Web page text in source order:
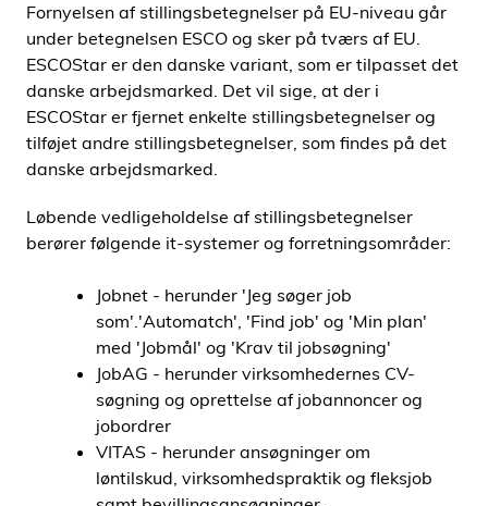
Fornyelsen af stillingsbetegnelser på EU-niveau går
under betegnelsen ESCO og sker på tværs af EU.
ESCOStar er den danske variant, som er tilpasset det
danske arbejdsmarked. Det vil sige, at der i
ESCOStar er fjernet enkelte stillingsbetegnelser og
tilføjet andre stillingsbetegnelser, som findes på det
danske arbejdsmarked.
Løbende vedligeholdelse af stillingsbetegnelser
berører følgende it-systemer og forretningsområder:
Jobnet - herunder 'Jeg søger job
som'.'Automatch', 'Find job' og 'Min plan'
med 'Jobmål' og 'Krav til jobsøgning'
JobAG - herunder virksomhedernes CV-
søgning og oprettelse af jobannoncer og
jobordrer
VITAS - herunder ansøgninger om
løntilskud, virksomhedspraktik og fleksjob